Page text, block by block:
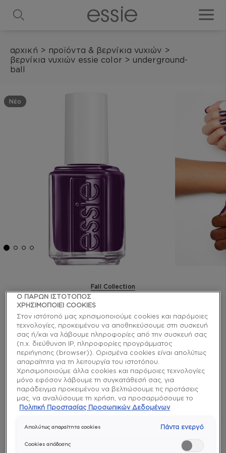
αρχική > προϊόντα & βερνίκια νυχιών >
βερνίκια νυχιών essie color > underground-
ball
Νέο
Fall Collection
underground ball βερνίκι
νυχιών
Δεν χρειάζεται να είναι όλα τέλεια στο underground
ball, αλλά αυτό σκούρο μωβ-δαμασκηνί vegan
βερνίκι νυχιών με κόκκινους υποτόνους φτάνει την
τελειότητα.
enamel
Ο ΠΑΡΩΝ ΙΣΤΟΤΟΠΟΣ
ΧΡΗΣΙΜΟΠΟΙΕΙ COOKIES
Στον ιστότοπό μας χρησιμοποιούμε cookies και παρόμοιες
τεχνολογίες, προκειμένου να αποθηκεύσουμε στη συσκευή
σας ή/και να λάβουμε πληροφορίες από την συσκευή σας
(π.χ. διεύθυνση IP, πληροφορίες προγράμματος
περιήγησης (browser)). Ορισμένα cookies είναι απολύτως
απαραίτητα για τη λειτουργία του ιστοτόπου.
Χρησιμοποιούμε άλλα cookies και παρόμοιες τεχνολογίες
μόνο εφόσον λάβουμε τη συγκατάθεσή σας, για
παράδειγμα προκειμένου να βελτιώσουμε τις προτάσεις
μας, να αναλύσουμε τη χρήση, να προσαρμόσουμε το
περιεχόμενο στα ενδιαφέροντά σας ή να αναγνωρίσουμε
τα ενδιαφέροντά σας και να σας δείχνουμε σχετικό
προτάσεις. Μπορείτε να αποδεχθείτε cookies τα οποία δεν
Πολιτική Προστασίας Προσωπικών Δεδομένων
Απολύτως απαραίτητα cookies Πάντα ενεργό
Cookies απόδοσης